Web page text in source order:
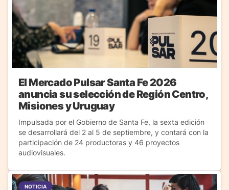
El Mercado Pulsar Santa Fe 2026
anuncia su selección de Región Centro,
Misiones y Uruguay
Impulsada por el Gobierno de Santa Fe, la sexta edición
se desarrollará del 2 al 5 de septiembre, y contará con la
participación de 24 productoras y 46 proyectos
audiovisuales.
NOTICIA